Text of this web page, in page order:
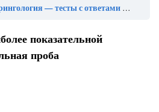
— тесты с ответами Урок
показательной
проба